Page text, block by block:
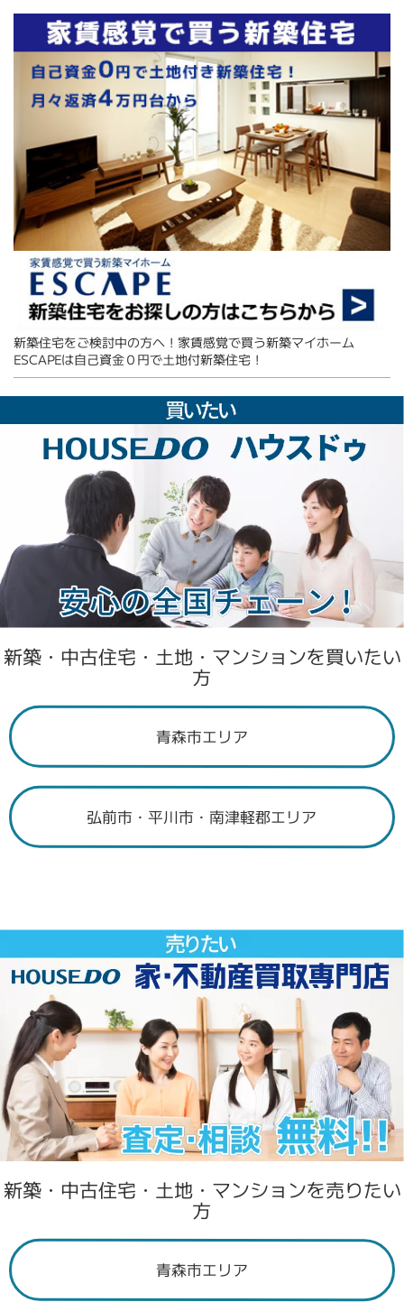
新築住宅をご検討中の方へ！家賃感覚で買う新築マイホーム
ESCAPEは自己資金０円で土地付新築住宅！
新築・中古住宅・土地・マンションを買いたい
方
青森市エリア
弘前市・平川市・南津軽郡エリア
新築・中古住宅・土地・マンションを売りたい
方
青森市エリア